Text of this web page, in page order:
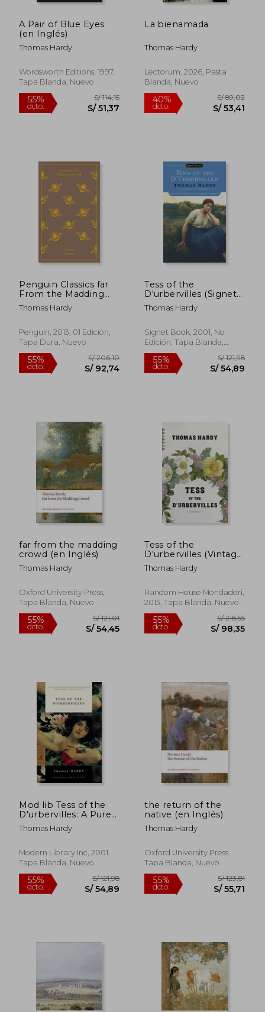
dcto. S/ 51,37
A Pair of Blue Eyes
(en Inglés)
Thomas Hardy
Wordsworth Editions, 1997,
Tapa Blanda, Nuevo
55%
dcto. S/ 51,37
La bienamada
Thomas Hardy
Lectorum, 2026, Pasta
Blanda, Nuevo
40%
dcto.
Penguin Classics far
From the Madding
Crowd (Penguin
Clothbound Classics)
Thomas Hardy
Penguin, 2013, 01 Edición,
Tapa Dura, Nuevo
55%
dcto.
S/ 206,10
S/ 92,74
Tess of the
D'urbervilles (Signet
Classics) (en Inglés)
Thomas Hardy
Signet Book, 2001, No
Edición, Tapa Blanda,
Nuevo
55%
dcto.
far from the madding
crowd (en Inglés)
Thomas Hardy
Oxford University Press,
Tapa Blanda, Nuevo
Tess of the
D'urbervilles (Vintage
Classics) (en Inglés)
Thomas Hardy
Random House Mondadori,
2013, Tapa Blanda, Nuevo
Mod lib Tess of the
D'urbervilles: A Pure
Woman (Modern
Library) (en Inglés)
Thomas Hardy
Modern Library Inc, 2001,
Tapa Blanda, Nuevo
the return of the
native (en Inglés)
Thomas Hardy
Oxford University Press,
Tapa Blanda, Nuevo